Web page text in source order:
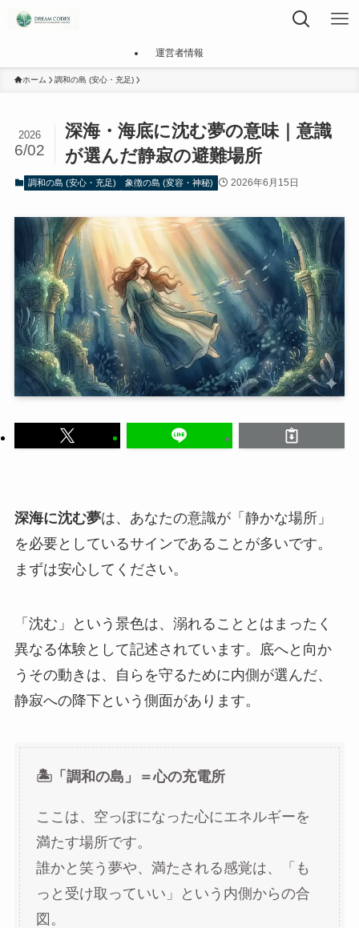
運営者情報
ホーム 調和の島 (安心・充足)
深海・海底に沈む夢の意味｜意識
が選んだ静寂の避難場所
2026
6/02
調和の島 (安心・充足) 象徴の島 (変容・神秘) 2026年6月15日
深海に沈む夢は、あなたの意識が「静かな場所」
を必要としているサインであることが多いです。
まずは安心してください。
「沈む」という景色は、溺れることとはまったく
異なる体験として記述されています。底へと向か
うその動きは、自らを守るために内側が選んだ、
静寂への降下という側面があります。
🏝️「調和の島」＝心の充電所
ここは、空っぽになった心にエネルギーを
満たす場所です。
誰かと笑う夢や、満たされる感覚は、「も
っと受け取っていい」という内側からの合
図。